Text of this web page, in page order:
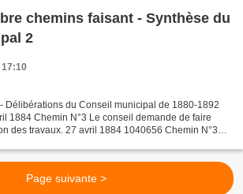
chemins faisant - Synthèse du
2
17:10
Délibérations du Conseil municipal de 1880-1892
1884 Chemin N°3 Le conseil demande de faire
des travaux. 27 avril 1884 1040656 Chemin N°3
Page suivante >